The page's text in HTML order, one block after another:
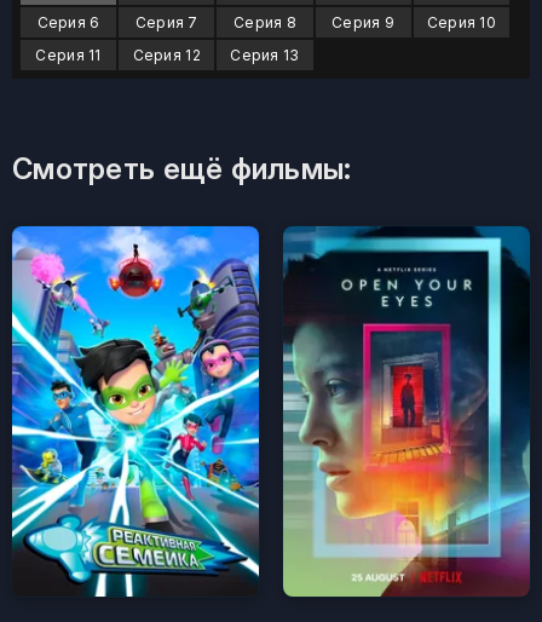
Серия 6
Серия 7 Серия 8 Серия 9
Серия 10
Серия 11
Серия 12 Серия 13
Смотреть ещё фильмы: